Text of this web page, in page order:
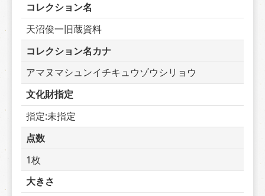
コレクション名
天沼俊一旧蔵資料
コレクション名カナ
アマヌマシュンイチキュウゾウシリョウ
文化財指定
指定:未指定
点数
1枚
大きさ